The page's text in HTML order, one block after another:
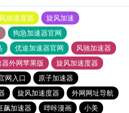
加速度器
旋风加速
狗急加速器官网
优途加速器官网
风驰加速器
外网苹果版
旋风加速度器
网入口
原子加速器
旋风加速度器
外网网址导航
飙加速器 哔咔漫画
小美